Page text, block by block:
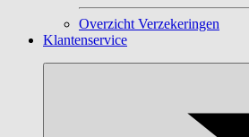
Overzicht Verzekeringen
Klantenservice